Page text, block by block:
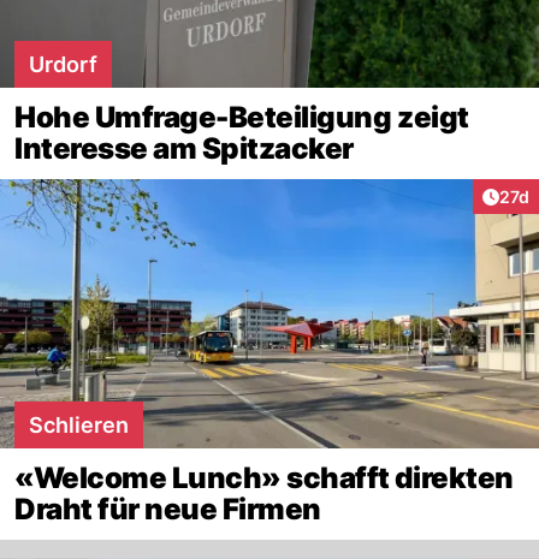
Urdorf
Hohe Umfrage-Beteiligung zeigt
Interesse am Spitzacker
27d
Schlieren
«Welcome Lunch» schafft direkten
Draht für neue Firmen